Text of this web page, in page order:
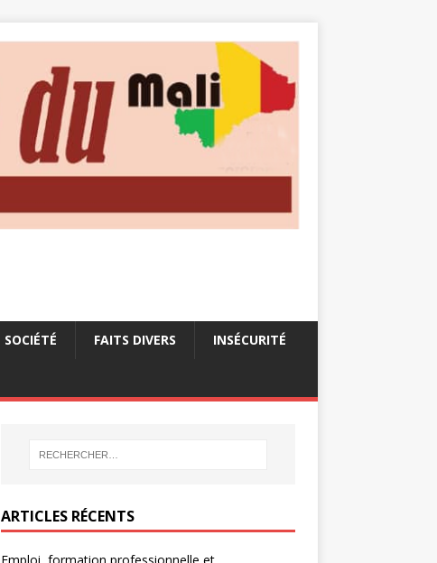
SOCIÉTÉ FAITS DIVERS INSÉCURITÉ
ARTICLES RÉCENTS